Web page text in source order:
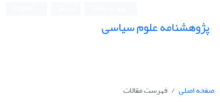
پژوهشنامه علوم سیاسی
صفحه اصلی
فهرست مقالات